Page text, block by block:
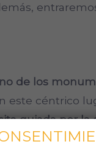
de los
este céntrico
guiada por la